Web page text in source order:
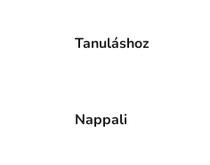
Tanuláshoz
Nappali